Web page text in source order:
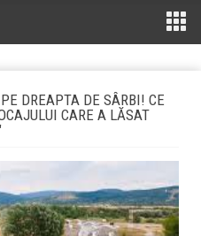
DREAPTA DE SÂRBI! CE
CARE A LĂSAT